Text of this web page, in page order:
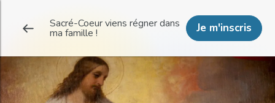
Sacré-Coeur viens régner dans
ma famille ! Je m'inscris